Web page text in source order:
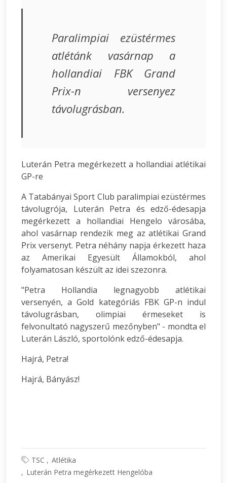
Paralimpiai ezüstérmes
atlétánk vasárnap a
hollandiai FBK Grand
Prix-n versenyez
távolugrásban.
Luterán Petra megérkezett a hollandiai atlétikai
GP-re
A Tatabányai Sport Club paralimpiai ezüstérmes
távolugrója, Luterán Petra és edző-édesapja
megérkezett a hollandiai Hengelo városába,
ahol vasárnap rendezik meg az atlétikai Grand
Prix versenyt. Petra néhány napja érkezett haza
az Amerikai Egyesült Államokból, ahol
folyamatosan készült az idei szezonra.
"Petra Hollandia legnagyobb atlétikai
versenyén, a Gold kategóriás FBK GP-n indul
távolugrásban, olimpiai érmeseket is
felvonultató nagyszerű mezőnyben" - mondta el
Luterán László, sportolónk edző-édesapja.
Hajrá, Petra!
Hajrá, Bányász!
TSC
Atlétika
Luterán Petra megérkezett Hengelóba